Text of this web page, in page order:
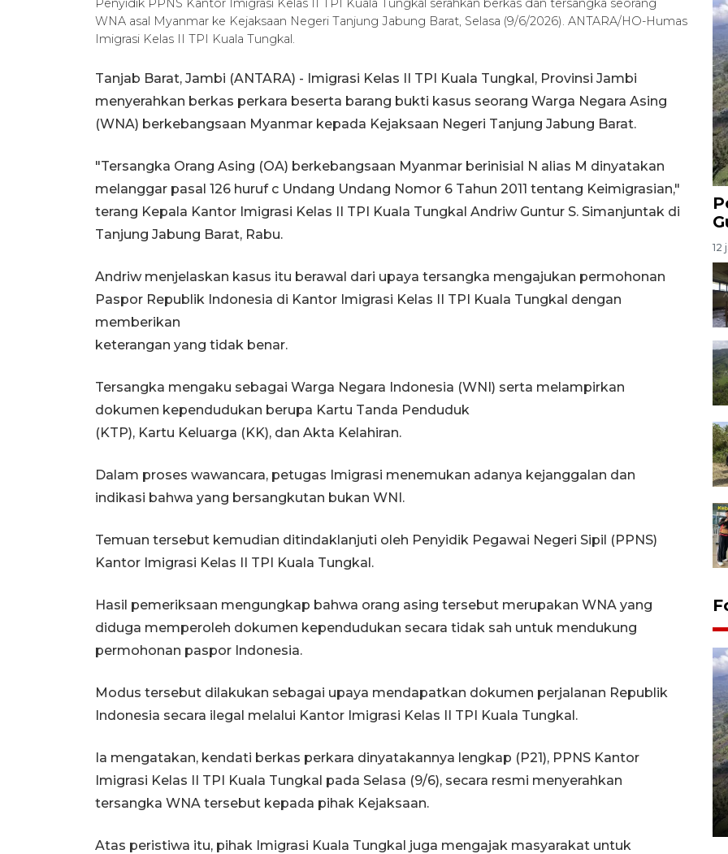
Penyidik PPNS Kantor Imigrasi Kelas II TPI Kuala Tungkal serahkan berkas dan tersangka seorang
WNA asal Myanmar ke Kejaksaan Negeri Tanjung Jabung Barat, Selasa (9/6/2026). ANTARA/HO-Humas
Imigrasi Kelas II TPI Kuala Tungkal.
Tanjab Barat, Jambi (ANTARA) - Imigrasi Kelas II TPI Kuala Tungkal, Provinsi Jambi
menyerahkan berkas perkara beserta barang bukti kasus seorang Warga Negara Asing
(WNA) berkebangsaan Myanmar kepada Kejaksaan Negeri Tanjung Jabung Barat.
"Tersangka Orang Asing (OA) berkebangsaan Myanmar berinisial N alias M dinyatakan
melanggar pasal 126 huruf c Undang Undang Nomor 6 Tahun 2011 tentang Keimigrasian,"
terang Kepala Kantor Imigrasi Kelas II TPI Kuala Tungkal Andriw Guntur S. Simanjuntak di
Tanjung Jabung Barat, Rabu.
Andriw menjelaskan kasus itu berawal dari upaya tersangka mengajukan permohonan
Paspor Republik Indonesia di Kantor Imigrasi Kelas II TPI Kuala Tungkal dengan
memberikan
keterangan yang tidak benar.
Tersangka mengaku sebagai Warga Negara Indonesia (WNI) serta melampirkan
dokumen kependudukan berupa Kartu Tanda Penduduk
(KTP), Kartu Keluarga (KK), dan Akta Kelahiran.
Dalam proses wawancara, petugas Imigrasi menemukan adanya kejanggalan dan
indikasi bahwa yang bersangkutan bukan WNI.
Temuan tersebut kemudian ditindaklanjuti oleh Penyidik Pegawai Negeri Sipil (PPNS)
Kantor Imigrasi Kelas II TPI Kuala Tungkal.
Hasil pemeriksaan mengungkap bahwa orang asing tersebut merupakan WNA yang
diduga memperoleh dokumen kependudukan secara tidak sah untuk mendukung
permohonan paspor Indonesia.
Modus tersebut dilakukan sebagai upaya mendapatkan dokumen perjalanan Republik
Indonesia secara ilegal melalui Kantor Imigrasi Kelas II TPI Kuala Tungkal.
Ia mengatakan, kendati berkas perkara dinyatakannya lengkap (P21), PPNS Kantor
Imigrasi Kelas II TPI Kuala Tungkal pada Selasa (9/6), secara resmi menyerahkan
tersangka WNA tersebut kepada pihak Kejaksaan.
Atas peristiwa itu, pihak Imigrasi Kuala Tungkal juga mengajak masyarakat untuk
12
Penyusutan debit air Sungai